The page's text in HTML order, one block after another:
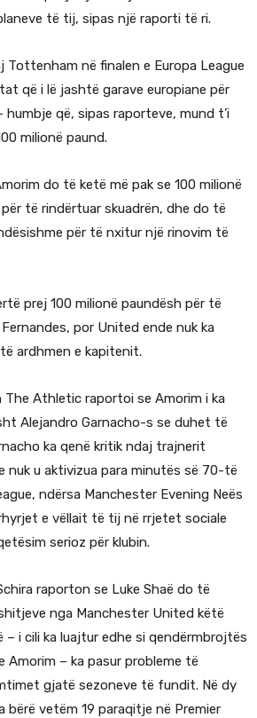
të tij, sipas një raporti të ri.
Tottenham në finalen e Europa League
që i lë jashtë garave europiane për
humbje që, sipas raporteve, mund t’i
milionë paund.
do të ketë më pak se 100 milionë
të rindërtuar skuadrën, dhe do të
për të nxitur një rinovim të
prej 100 milionë paundësh për të
por United ende nuk ka
ardhmen e kapitenit.
The Athletic raportoi se Amorim i ka
Alejandro Garnacho-s se duhet të
ka qenë kritik ndaj trajnerit
nuk u aktivizua para minutës së 70-të
ndërsa Manchester Evening Neës
e vëllait të tij në rrjetet sociale
serioz për klubin.
raporton se Luke Shaë do të
nga Manchester United këtë
– i cili ka luajtur edhe si qendërmbrojtës
Amorim – ka pasur probleme të
gjatë sezoneve të fundit. Në dy
bërë vetëm 19 paraqitje në Premier